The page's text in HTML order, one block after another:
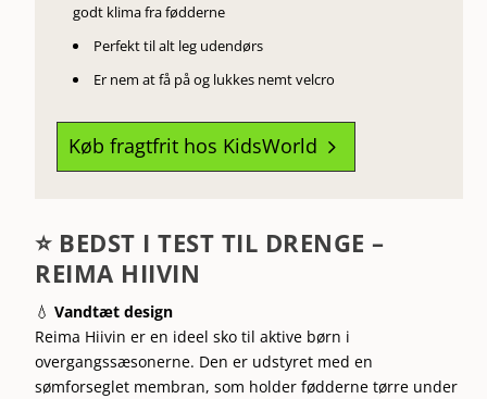
godt klima fra fødderne
Perfekt til alt leg udendørs
Er nem at få på og lukkes nemt velcro
Køb fragtfrit hos KidsWorld 5
⭐ BEDST I TEST TIL DRENGE –
REIMA HIIVIN
💧Vandtæt design
Reima Hiivin er en ideel sko til aktive børn i
overgangssæsonerne. Den er udstyret med en
sømforseglet membran, som holder fødderne tørre under